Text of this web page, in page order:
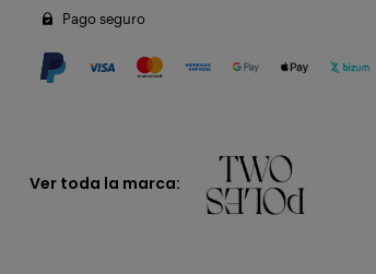
Ver toda la marca:
Pago seguro